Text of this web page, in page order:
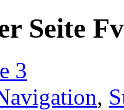
Seite
3
,